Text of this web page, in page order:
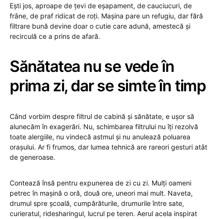
Ești jos, aproape de țevi de eșapament, de cauciucuri, de
frâne, de praf ridicat de roți. Mașina pare un refugiu, dar fără
filtrare bună devine doar o cutie care adună, amestecă și
recirculă ce a prins de afară.
Sănătatea nu se vede în
prima zi, dar se simte în timp
Când vorbim despre filtrul de cabină și sănătate, e ușor să
alunecăm în exagerări. Nu, schimbarea filtrului nu îți rezolvă
toate alergiile, nu vindecă astmul și nu anulează poluarea
orașului. Ar fi frumos, dar lumea tehnică are rareori gesturi atât
de generoase.
Contează însă pentru expunerea de zi cu zi. Mulți oameni
petrec în mașină o oră, două ore, uneori mai mult. Naveta,
drumul spre școală, cumpărăturile, drumurile între sate,
curieratul, ridesharingul, lucrul pe teren. Aerul acela inspirat